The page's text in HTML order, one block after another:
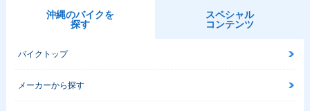
沖縄のバイクを
探す
スペシャル
コンテンツ
バイクトップ
メーカーから探す